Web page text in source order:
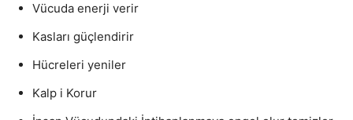
Vücuda enerji verir
Kasları güçlendirir
Hücreleri yeniler
Kalp i Korur